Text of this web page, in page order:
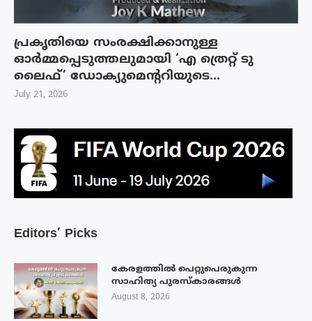
Editors’ Picks
കേരളത്തിൽ പെറ്റുപെരുകുന്ന
സാഹിത്യ പുരസ്‌കാരങ്ങൾ
August 8, 2026
പ്രകൃതിയെ സംരക്ഷിക്കാനുള്ള
ഓർമ്മപ്പെടുത്തലുമായി ‘എ ത്രെറ്റ് ടു
ലൈഫ്’ ഡോക്യുമെന്ററിയുടെ...
July 21, 2026